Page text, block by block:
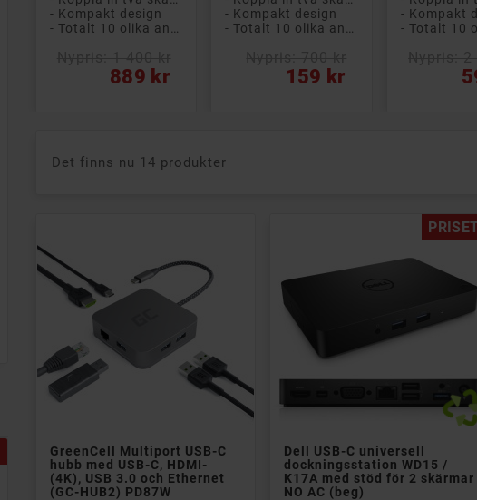
- Kompakt design
889 kr
- Kompakt design
159 kr
Vanligt pris
- Kompakt
Vanligt pris
Det finns nu 14 produkter
GreenCell Multiport USB-C
hubb med USB-C, HDMI-
(4K), USB 3.0 och Ethernet
(GC-HUB2) PD87W
Dell USB-C universell
dockningsstation WD15 /
K17A med stöd för 2 skärmar
NO AC (beg)